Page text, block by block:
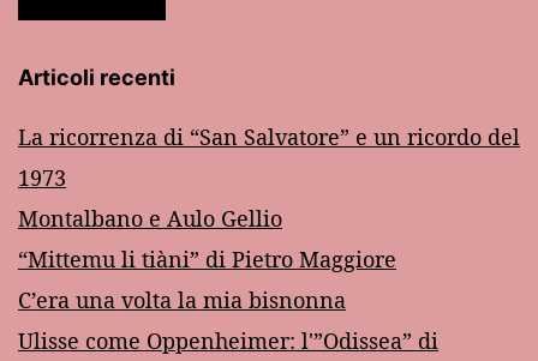
Articoli recenti
La ricorrenza di “San Salvatore” e un ricordo del
1973
Montalbano e Aulo Gellio
“Mittemu li tiàni” di Pietro Maggiore
C’era una volta la mia bisnonna
Ulisse come Oppenheimer: l'”Odissea” di